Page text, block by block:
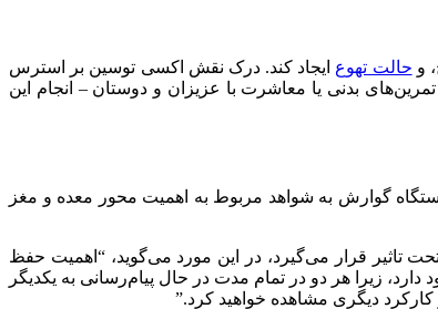
، و حالت تهوع ایجاد کند. درک نقش اکسی توسین بر استرس
بدنی یا معاشرت با عزیزان و دوستان – انجام این
گوارش به شواهد مربوط به اهمیت محور معده و مغز
تاثیر قرار می‌گیرد‌، در این مورد می‌گوید، “‌اهمیت حفظ
زیرا هر دو در تمام مدت در حال پیام‌رسانی به یکدیگر
کارکرد دیگری مشاهده خواهید کرد.‌”